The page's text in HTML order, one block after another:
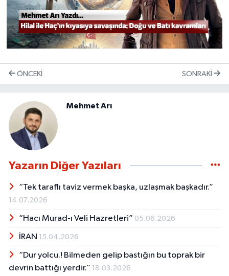
ÖNCEKI SONRAKI
Mehmet Arı
Yazarın Diğer Yazıları
“Tek taraflı taviz vermek başka, uzlaşmak başkadır.”
14.07.2026
“Hacı Murad-ı Veli Hazretleri” 05.06.2026
İRAN 15.04.2026
“Dur yolcu.! Bilmeden gelip bastığın bu toprak bir
devrin battığı yerdir.” 18.03.2026